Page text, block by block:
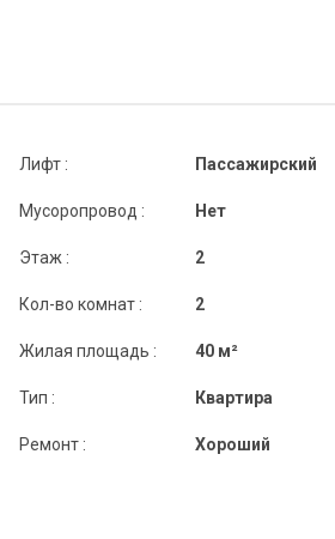
Лифт :
Мусоропровод :
Этаж :
Кол-во комнат :
Жилая площадь :
Тип :
Ремонт :
Пассажирский
Нет
2
2
40 м²
Квартира
Хороший